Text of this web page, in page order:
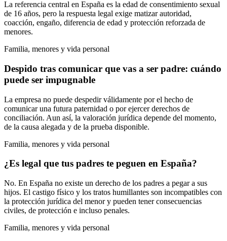
La referencia central en España es la edad de consentimiento sexual
de 16 años, pero la respuesta legal exige matizar autoridad,
coacción, engaño, diferencia de edad y protección reforzada de
menores.
Familia, menores y vida personal
Despido tras comunicar que vas a ser padre: cuándo
puede ser impugnable
La empresa no puede despedir válidamente por el hecho de
comunicar una futura paternidad o por ejercer derechos de
conciliación. Aun así, la valoración jurídica depende del momento,
de la causa alegada y de la prueba disponible.
Familia, menores y vida personal
¿Es legal que tus padres te peguen en España?
No. En España no existe un derecho de los padres a pegar a sus
hijos. El castigo físico y los tratos humillantes son incompatibles con
la protección jurídica del menor y pueden tener consecuencias
civiles, de protección e incluso penales.
Familia, menores y vida personal